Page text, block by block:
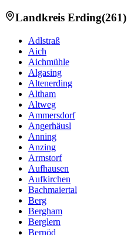
Landkreis Erding(261)
Adlstraß
Aich
Aichmühle
Algasing
Altenerding
Altham
Altweg
Ammersdorf
Angerhäusl
Anning
Anzing
Armstorf
Aufhausen
Aufkirchen
Bachmaiertal
Berg
Bergham
Berglern
Bernöd